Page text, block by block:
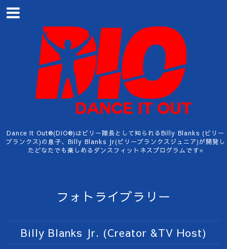
Dance It Out®︎(DIO®︎)はビリー隊長として知られるBilly Blanks (ビリー
ブランクス)の息子、Billy Blanks Jr(ビリーブランクスジュニア)が開発し
たどなたでも楽しめるダンスフィットネスプログラムです⭐️
フォトライブラリー
Billy Blanks Jr. (Creator &TV Host)